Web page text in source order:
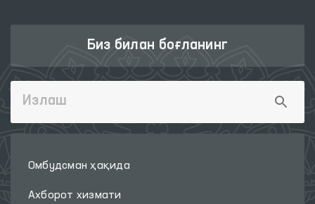
Биз билан боғланинг
Омбудсман ҳақида
Ахборот хизмати